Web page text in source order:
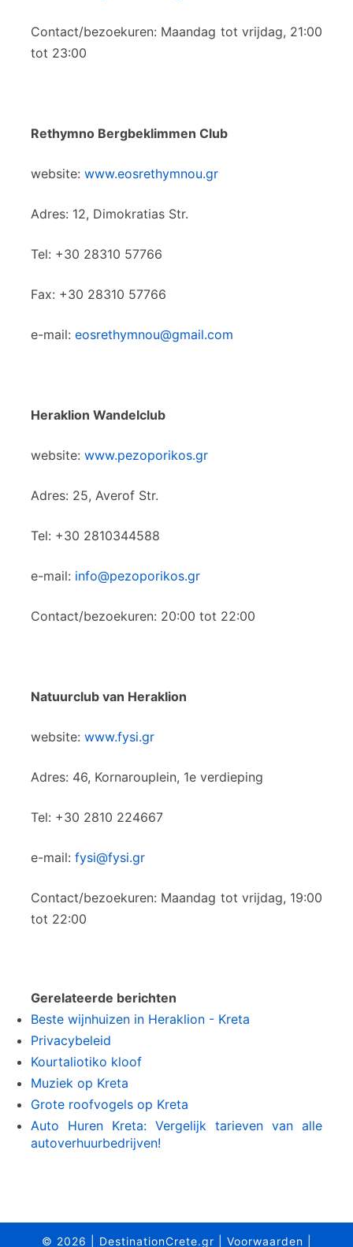
Contact/bezoekuren: Maandag tot vrijdag, 21:00
tot 23:00
Rethymno Bergbeklimmen Club
website: www.eosrethymnou.gr
Adres: 12, Dimokratias Str.
Tel: +30 28310 57766
Fax: +30 28310 57766
e-mail: eosrethymnou@gmail.com
Heraklion Wandelclub
website: www.pezoporikos.gr
Adres: 25, Averof Str.
Tel: +30 2810344588
e-mail: info@pezoporikos.gr
Contact/bezoekuren: 20:00 tot 22:00
Natuurclub van Heraklion
website: www.fysi.gr
Adres: 46, Kornarouplein, 1e verdieping
Tel: +30 2810 224667
e-mail: fysi@fysi.gr
Contact/bezoekuren: Maandag tot vrijdag, 19:00
tot 22:00
Gerelateerde berichten
Beste wijnhuizen in Heraklion - Kreta
Privacybeleid
Kourtaliotiko kloof
Muziek op Kreta
Grote roofvogels op Kreta
Auto Huren Kreta: Vergelijk tarieven van alle
autoverhuurbedrijven!
© 2026 DestinationCrete.gr Voorwaarden